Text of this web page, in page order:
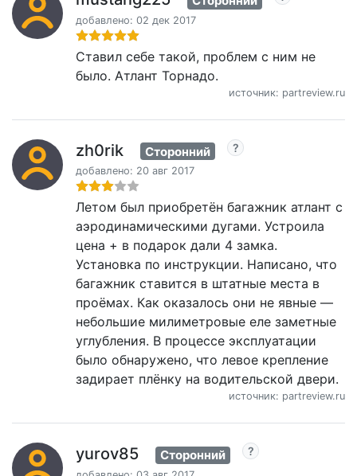
добавлено: 02 дек 2017
Ставил себе такой, проблем с ним не
было. Атлант Торнадо.
источник: partreview.ru
zh0rik Сторонний
добавлено: 20 авг 2017
Летом был приобретён багажник атлант с
аэродинамическими дугами. Устроила
цена + в подарок дали 4 замка.
Установка по инструкции. Написано, что
багажник ставится в штатные места в
проёмах. Как оказалось они не явные —
небольшие милиметровые еле заметные
углубления. В процессе эксплуатации
было обнаружено, что левое крепление
задирает плёнку на водительской двери.
источник: partreview.ru
yurov85 Сторонний